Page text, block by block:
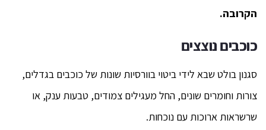
הקרובה.
כוכבים נוצצים
סגנון בולט שבא לידי ביטוי בוורסיות שונות של כוכבים בגדלים,
צורות וחומרים שונים, החל מעגילים צמודים, טבעות ענק, או
שרשראות ארוכות עם נוכחות.